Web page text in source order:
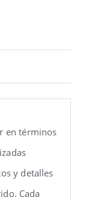
en términos
y detalles
Cada